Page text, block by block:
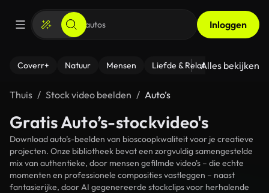
Inloggen
Coverr+ Natuur Mensen Liefde & Relaties - Fitness
Alles bekijken
Thuis Stock video beelden Auto’s
Gratis Auto’s-stockvideo's
Download auto’s-beelden van bioscoopkwaliteit voor je creatieve
projecten. Onze bibliotheek bevat een zorgvuldig samengestelde
mix van authentieke, door mensen gefilmde video's – die echte
momenten en professionele composities vastleggen – naast
fantasierijke, door AI gegenereerde stockclips voor herhalende